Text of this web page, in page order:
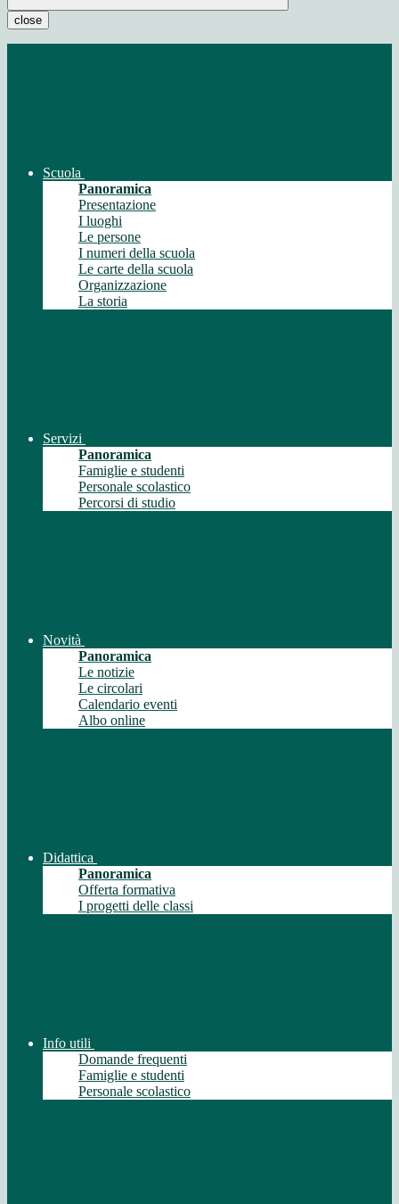
close
Scuola
Panoramica
Presentazione
I luoghi
Le persone
I numeri della scuola
Le carte della scuola
Organizzazione
La storia
Servizi
Panoramica
Famiglie e studenti
Personale scolastico
Percorsi di studio
Novità
Panoramica
Le notizie
Le circolari
Calendario eventi
Albo online
Didattica
Panoramica
Offerta formativa
I progetti delle classi
Info utili
Domande frequenti
Famiglie e studenti
Personale scolastico